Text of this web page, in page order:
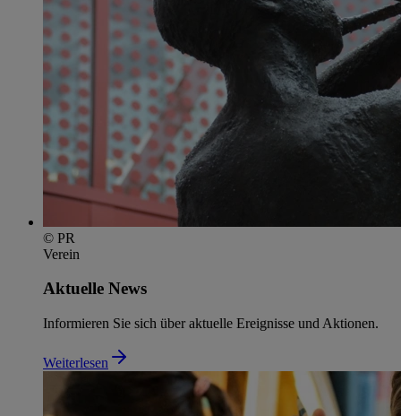
© PR
Verein
Aktuelle News
Informieren Sie sich über aktuelle Ereignisse und Aktionen.
Weiterlesen